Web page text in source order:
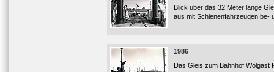
Blick über das 32 Meter lange
aus mit Schienenfahrzeugen be-
1986
Das Gleis zum Bahnhof Wolgast